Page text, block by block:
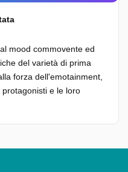
mood commovente ed
del varietà di prima
forza dell'emotainment,
e le loro